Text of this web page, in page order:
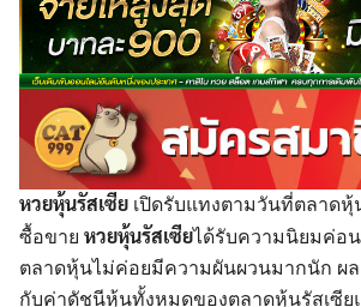
หวยหุ้นรัสเซีย เปิดรับแทงตามวันที่ตลาดหุ้
ซื้อขาย หวยหุ้นรัสเซียได้รับความนิยมค่อน
ตลาดหุ้นไม่ค่อยมีความผันผวนมากนัก ผล
กับค่าดัชนีหุ้นทั้งหมดของตลาดหุ้นรัสเซีย